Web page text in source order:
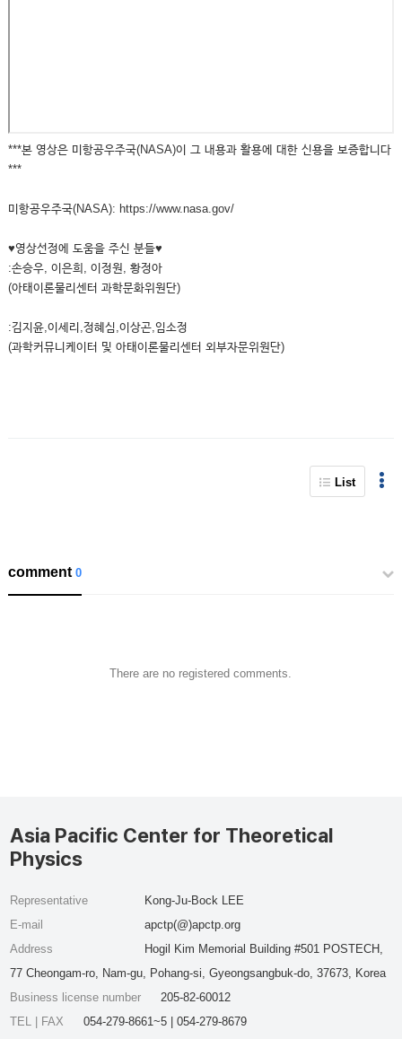
***본 영상은 미항공우주국(NASA)이 그 내용과 활용에 대한 신용을 보증합니다
***
미항공우주국(NASA): https://www.nasa.gov/
♥영상선정에 도움을 주신 분들♥
:손승우, 이은희, 이정원, 황정아
(아태이론물리센터 과학문화위원단)
:김지윤,이세리,정혜심,이상곤,임소정
(과학커뮤니케이터 및 아태이론물리센터 외부자문위원단)
List
comment0
There are no registered comments.
Asia Pacific Center for Theoretical
Physics
Representative
Kong-Ju-Bock LEE
E-mail
apctp(@)apctp.org
Address
Hogil Kim Memorial Building #501 POSTECH,
77 Cheongam-ro, Nam-gu, Pohang-si, Gyeongsangbuk-do, 37673, Korea
Business license number
205-82-60012
TEL | FAX
054-279-8661~5 | 054-279-8679